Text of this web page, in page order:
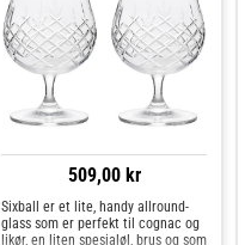
509,00 kr
Sixball er et lite, handy allround-
glass som er perfekt til cognac og
likør, en liten spesialøl, brus og som